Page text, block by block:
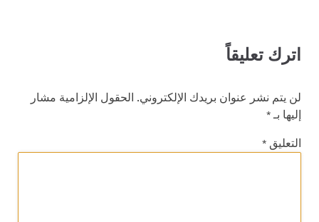
اترك تعليقاً
لن يتم نشر عنوان بريدك الإلكتروني. الحقول الإلزامية مشار
إليها بـ*
التعليق *